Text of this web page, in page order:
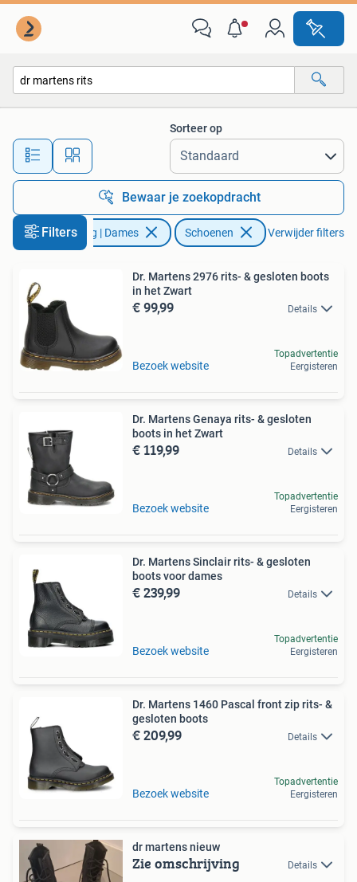
Alle afstanden…
Sorteer op
Bewaar je zoekopdracht
FiltersKleding | Dames Schoenen Verwijder filters
Dr. Martens 2976 rits- & gesloten boots
in het Zwart
€ 99,99 Details
Bezoek website
Topadvertentie
Eergisteren
Dr. Martens Genaya rits- & gesloten
boots in het Zwart
€ 119,99 Details
Bezoek website
Topadvertentie
Eergisteren
Dr. Martens Sinclair rits- & gesloten
boots voor dames
€ 239,99 Details
Bezoek website
Topadvertentie
Eergisteren
Dr. Martens 1460 Pascal front zip rits- &
gesloten boots
€ 209,99 Details
Bezoek website
Topadvertentie
Eergisteren
dr martens nieuw
Zie omschrijving Details